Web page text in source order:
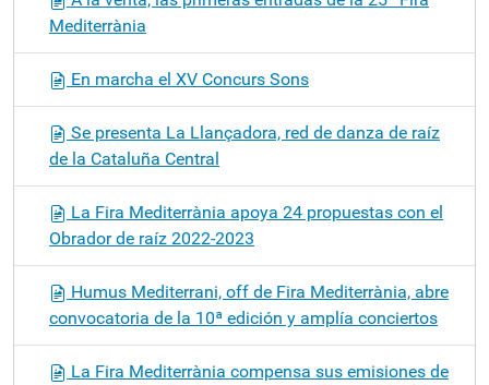
Mediterrània
En marcha el XV Concurs Sons
Se presenta La Llançadora, red de danza de raíz
de la Cataluña Central
La Fira Mediterrània apoya 24 propuestas con el
Obrador de raíz 2022-2023
Humus Mediterrani, off de Fira Mediterrània, abre
convocatoria de la 10ª edición y amplía conciertos
La Fira Mediterrània compensa sus emisiones de